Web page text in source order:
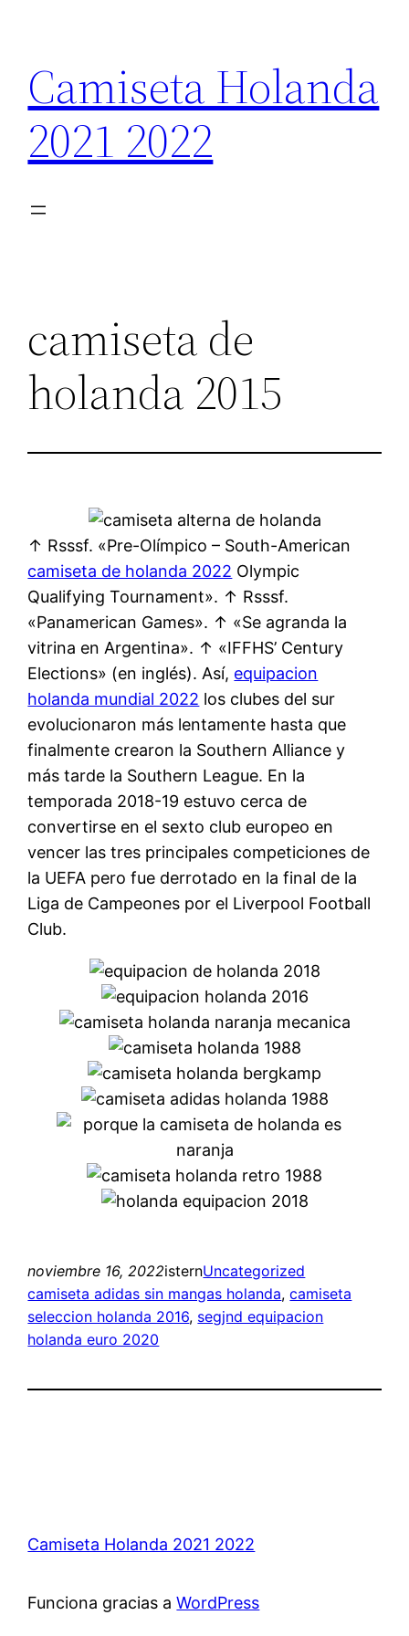
contenido
Camiseta Holanda
2021 2022
camiseta de
holanda 2015
↑ Rsssf. «Pre-Olímpico – South-American
camiseta de holanda 2022 Olympic
Qualifying Tournament». ↑ Rsssf.
«Panamerican Games». ↑ «Se agranda la
vitrina en Argentina». ↑ «IFFHS’ Century
Elections» (en inglés). Así, equipacion
holanda mundial 2022 los clubes del sur
evolucionaron más lentamente hasta que
finalmente crearon la Southern Alliance y
más tarde la Southern League. En la
temporada 2018-19 estuvo cerca de
convertirse en el sexto club europeo en
vencer las tres principales competiciones de
la UEFA pero fue derrotado en la final de la
Liga de Campeones por el Liverpool Football
Club.
noviembre 16, 2022isternUncategorized
camiseta adidas sin mangas holanda, camiseta
seleccion holanda 2016, segjnd equipacion
holanda euro 2020
Camiseta Holanda 2021 2022
Funciona gracias aWordPress